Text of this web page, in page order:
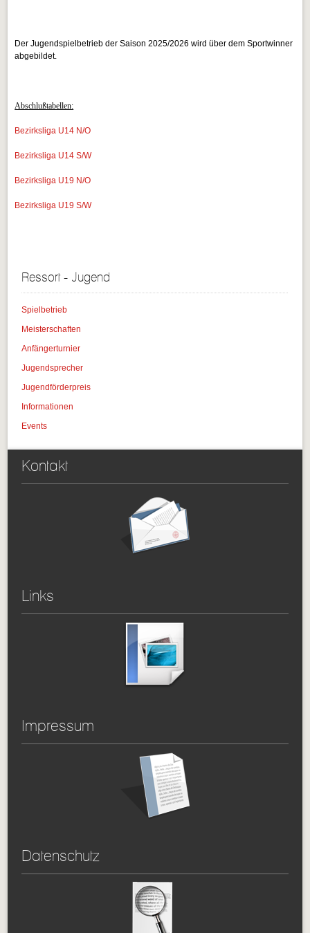
Der Jugendspielbetrieb der Saison 2025/2026 wird über dem Sportwinner
abgebildet.
Abschlußtabellen:
Bezirksliga U14 N/O
Bezirksliga U14 S/W
Bezirksliga U19 N/O
Bezirksliga U19 S/W
Ressort - Jugend
Spielbetrieb
Meisterschaften
Anfängerturnier
Jugendsprecher
Jugendförderpreis
Informationen
Events
Kontakt
Links
Impressum
Datenschutz